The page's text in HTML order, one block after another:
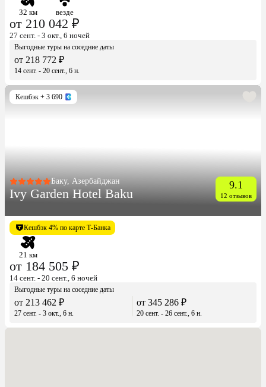
32 км везде
от 210 042 ₽
27 сент. - 3 окт., 6 ночей
Выгодные туры на соседние даты
от 218 772 ₽
14 сент. - 20 сент., 6 н.
Кешбэк + 3 690
Баку, Азербайджан
Ivy Garden Hotel Baku
9.1
12 отзывов
Кешбэк 4% по карте Т-Банка
21 км
от 184 505 ₽
14 сент. - 20 сент., 6 ночей
Выгодные туры на соседние даты
от 213 462 ₽
27 сент. - 3 окт., 6 н.
от 345 286 ₽
20 сент. - 26 сент., 6 н.